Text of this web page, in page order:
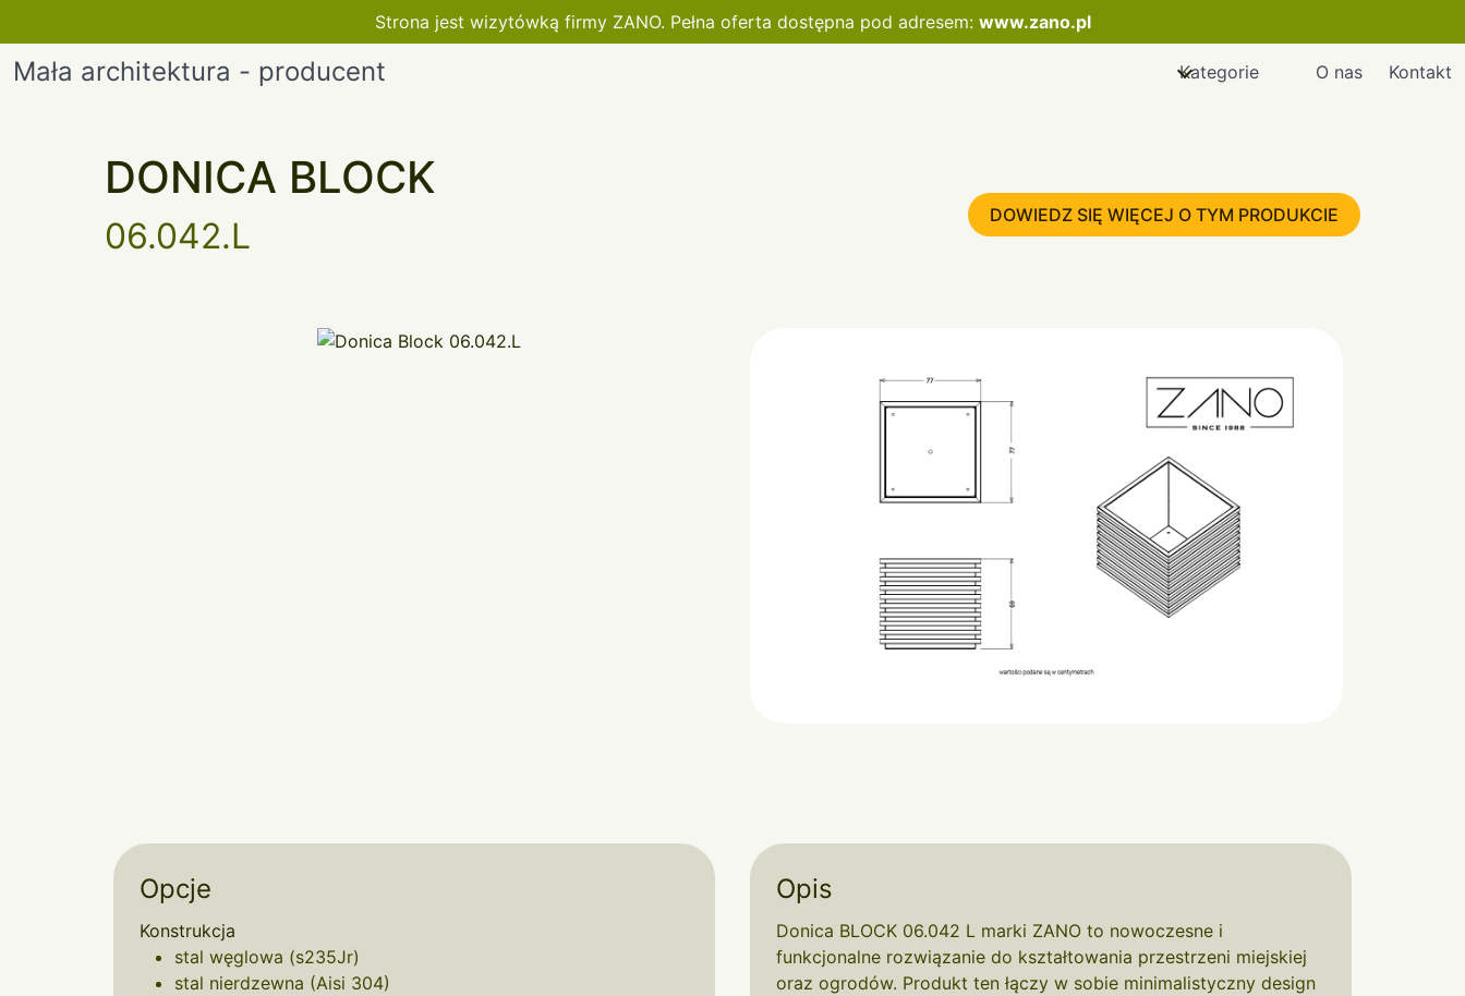
Strona jest wizytówką firmy ZANO. Pełna oferta dostępna pod adresem: www.zano.pl
Mała architektura - producent Kategorie O nas Kontakt
DONICA BLOCK
06.042.L
DOWIEDZ SIĘ WIĘCEJ O TYM PRODUKCIE
Opcje
Konstrukcja
stal węglowa (s235Jr)
stal nierdzewna (Aisi 304)
Opis
Donica BLOCK 06.042 L marki ZANO to nowoczesne i
funkcjonalne rozwiązanie do kształtowania przestrzeni miejskiej
oraz ogrodów. Produkt ten łączy w sobie minimalistyczny design